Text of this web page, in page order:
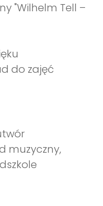
"Wilhelm Tell –
do zajęć
muzyczny,